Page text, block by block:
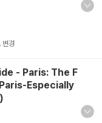
변경
- Paris: The F
Especially